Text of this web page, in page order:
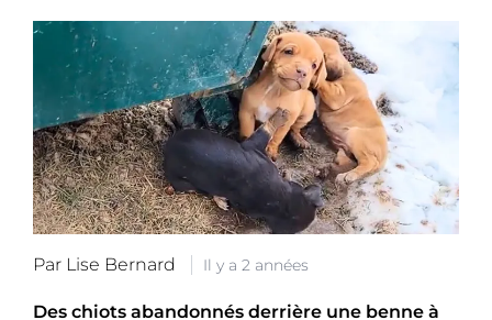
Par Lise Bernard Il y a 2 années
Des chiots abandonnés derrière une benne à